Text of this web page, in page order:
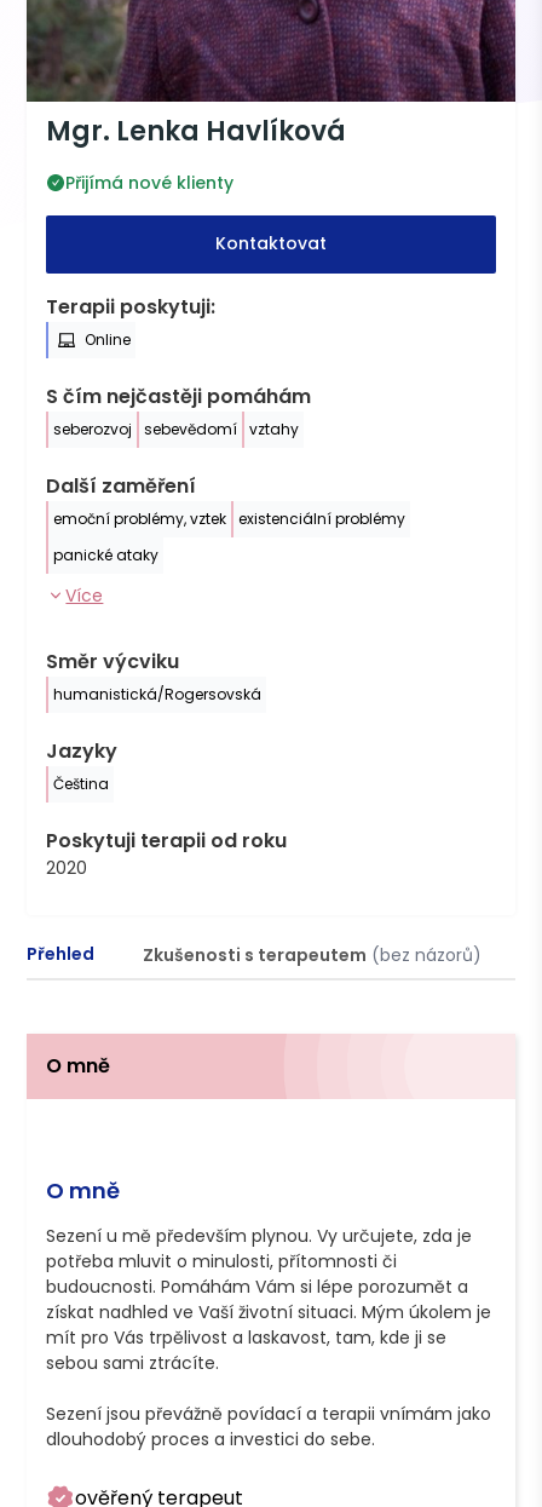
Mgr. Lenka Havlíková
Přijímá nové klienty
Kontaktovat
Terapii poskytuji:
Online
S čím nejčastěji pomáhám
seberozvoj sebevědomí vztahy
Další zaměření
emoční problémy, vztek
existenciální problémy
panické ataky
Více
Směr výcviku
humanistická/Rogersovská
Jazyky
Čeština
Poskytuji terapii od roku
2020
Přehled Zkušenosti s terapeutem (bez názorů)
O mně
O mně
Sezení u mě především plynou. Vy určujete, zda je
potřeba mluvit o minulosti, přítomnosti či
budoucnosti. Pomáhám Vám si lépe porozumět a
získat nadhled ve Vaší životní situaci. Mým úkolem je
mít pro Vás trpělivost a laskavost, tam, kde ji se
sebou sami ztrácíte.
Sezení jsou převážně povídací a terapii vnímám jako
dlouhodobý proces a investici do sebe.
ověřený terapeut